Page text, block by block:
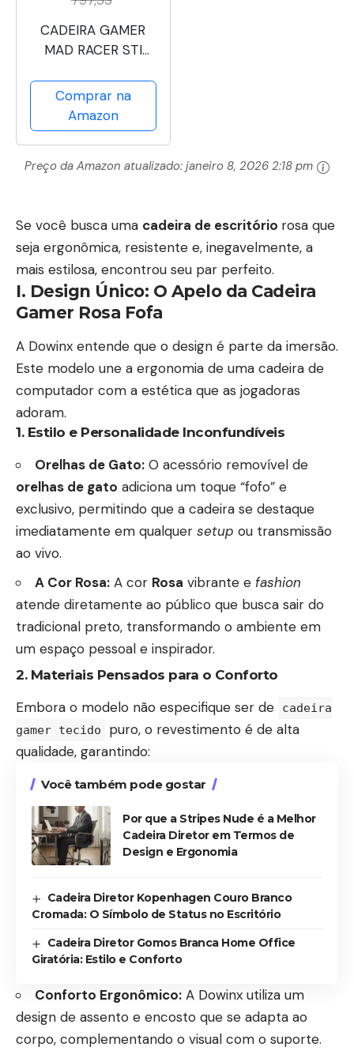
CADEIRA GAMER
MAD RACER STI
VERMELHA –
MRSTIR10VL –
PCYES
Comprar na
Amazon
Preço da Amazon atualizado:janeiro 8, 2026 2:18 pm
Se você busca uma cadeira de escritório rosa que
seja ergonômica, resistente e, inegavelmente, a
mais estilosa, encontrou seu par perfeito.
I. Design Único: O Apelo da Cadeira
Gamer Rosa Fofa
A Dowinx entende que o design é parte da imersão.
Este modelo une a ergonomia de uma cadeira de
computador com a estética que as jogadoras
adoram.
1. Estilo e Personalidade Inconfundíveis
Orelhas de Gato: O acessório removível de
orelhas de gato adiciona um toque “fofo” e
exclusivo, permitindo que a cadeira se destaque
imediatamente em qualquer setup ou transmissão
ao vivo.
A Cor Rosa: A cor Rosa vibrante e fashion
atende diretamente ao público que busca sair do
tradicional preto, transformando o ambiente em
um espaço pessoal e inspirador.
2. Materiais Pensados para o Conforto
Embora o modelo não especifique ser de
cadeira
gamer tecido
puro, o revestimento é de alta
qualidade, garantindo:
Você também pode gostar
Por que a Stripes Nude é a Melhor
Cadeira Diretor em Termos de
Design e Ergonomia
Cadeira Diretor Kopenhagen Couro Branco
Cromada: O Símbolo de Status no Escritório
Cadeira Diretor Gomos Branca Home Office
Giratória: Estilo e Conforto
Conforto Ergonômico: A Dowinx utiliza um
design de assento e encosto que se adapta ao
corpo, complementando o visual com o suporte.